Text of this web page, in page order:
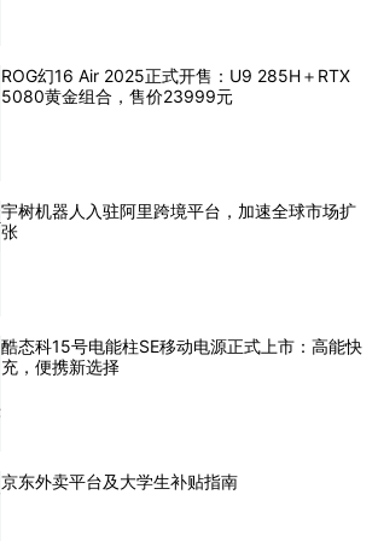
ROG幻16 Air 2025正式开售：U9 285H＋RTX
5080黄金组合，售价23999元
宇树机器人入驻阿里跨境平台，加速全球市场扩
张
酷态科15号电能柱SE移动电源正式上市：高能快
充，便携新选择
京东外卖平台及大学生补贴指南